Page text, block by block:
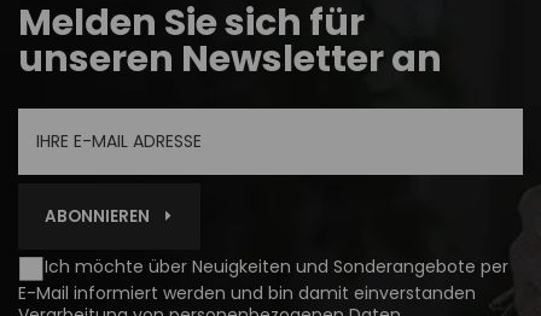
Melden Sie sich für
unseren Newsletter an
ABONNIEREN
Ich möchte über Neuigkeiten und Sonderangebote per
E-Mail informiert werden und bin damit einverstanden